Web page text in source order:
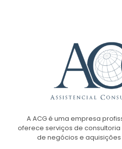
A ACG é uma empresa
oferece serviços de
de negócios e aquisições